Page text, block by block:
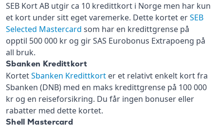
SEB Kort AB utgir ca 10 kredittkort i Norge men har kun
et kort under sitt eget varemerke. Dette kortet erSEB
Selected Mastercard som har en kredittgrense på
opptil 500 000 kr og gir SAS Eurobonus Extrapoeng på
all bruk.
Sbanken Kredittkort
KortetSbanken Kredittkort er et relativt enkelt kort fra
Sbanken (DNB) med en maks kredittgrense på 100 000
kr og en reiseforsikring. Du får ingen bonuser eller
rabatter med dette kortet.
Shell Mastercard